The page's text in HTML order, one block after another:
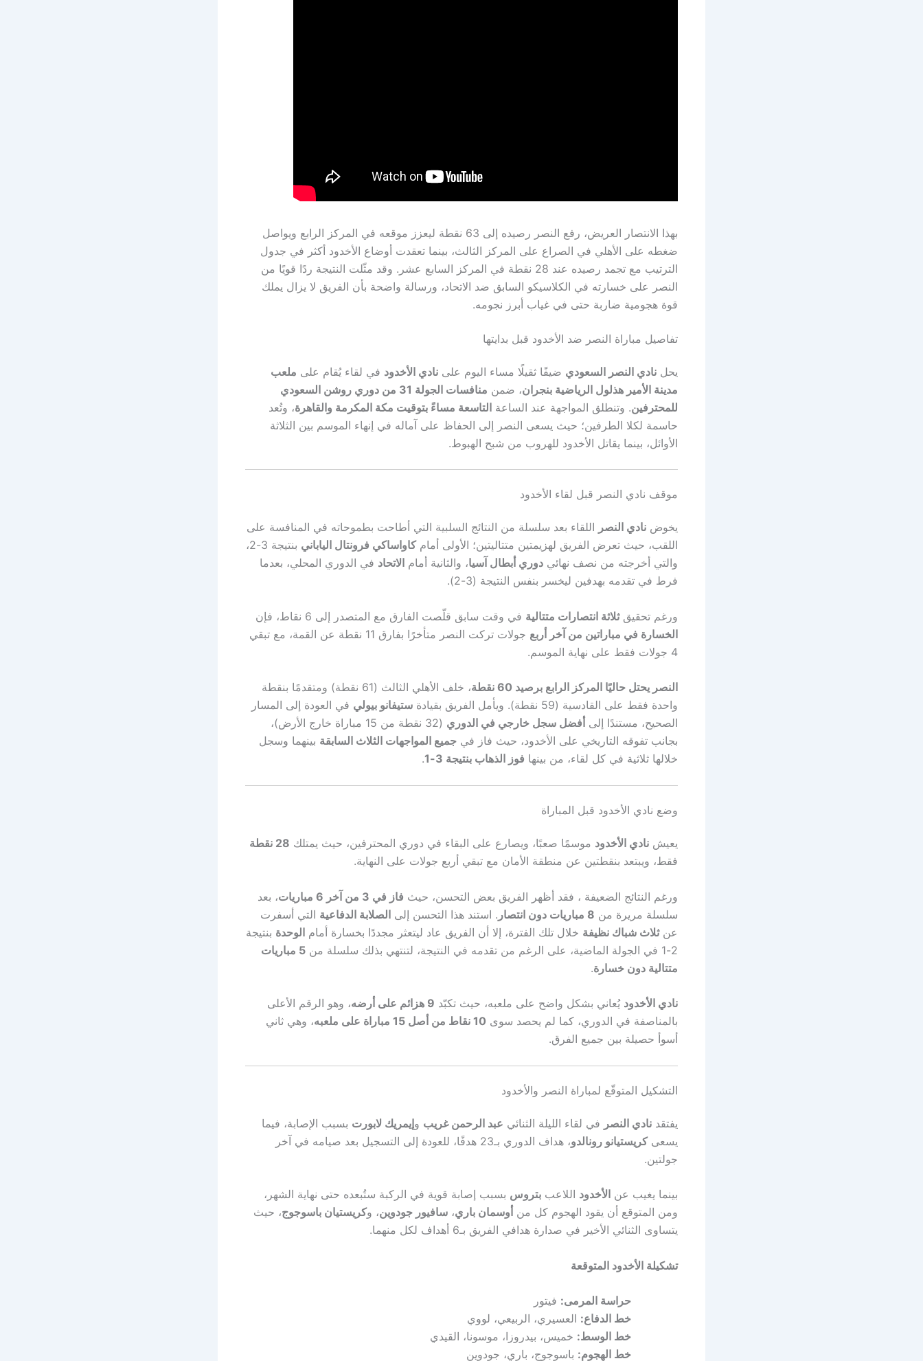
بهذا الانتصار العريض، رفع النصر رصيده إلى 63 نقطة ليعزز موقعه في المركز الرابع ويواصل
ضغطه على الأهلي في الصراع على المركز الثالث، بينما تعقدت أوضاع الأخدود أكثر في جدول
الترتيب مع تجمد رصيده عند 28 نقطة في المركز السابع عشر. وقد مثّلت النتيجة ردًا قويًا من
النصر على خسارته في الكلاسيكو السابق ضد الاتحاد، ورسالة واضحة بأن الفريق لا يزال يملك
قوة هجومية ضاربة حتى في غياب أبرز نجومه.
تفاصيل مباراة النصر ضد الأخدود قبل بدايتها
يحل نادي النصر السعودي ضيفًا ثقيلًا مساء اليوم على نادي الأخدود في لقاء يُقام على ملعب
مدينة الأمير هذلول الرياضية بنجران، ضمن
منافسات الجولة 31 من دوري روشن السعودي
للمحترفين. وتنطلق المواجهة عند الساعة التاسعة مساءً بتوقيت مكة المكرمة والقاهرة، وتُعد
حاسمة لكلا الطرفين؛ حيث يسعى النصر إلى الحفاظ على آماله في إنهاء الموسم بين الثلاثة
الأوائل، بينما يقاتل الأخدود للهروب من شبح الهبوط.
موقف نادي النصر قبل لقاء الأخدود
يخوض نادي النصر اللقاء بعد سلسلة من النتائج السلبية التي أطاحت بطموحاته في المنافسة على
اللقب، حيث تعرض الفريق لهزيمتين متتاليتين؛ الأولى أمامكاواساكي فرونتال الياباني
بنتيجة 3-2،
والتي أخرجته من نصف نهائي دوري أبطال آسيا، والثانية أمام الاتحاد في الدوري المحلي، بعدما
فرط في تقدمه بهدفين ليخسر بنفس النتيجة (3-2).
ورغم تحقيقثلاثة انتصارات متتالية في وقت سابق قلّصت الفارق مع المتصدر إلى 6 نقاط، فإن
الخسارة في مباراتين من آخر أربع
جولات تركت النصر متأخرًا بفارق 11 نقطة عن القمة، مع تبقي
4 جولات فقط على نهاية الموسم.
النصر يحتل حاليًا المركز الرابع برصيد 60 نقطة
، خلف الأهلي الثالث (61 نقطة) ومتقدمًا بنقطة
واحدة فقط على القادسية (59 نقطة). ويأمل الفريق بقيادة
ستيفانو بيولي في العودة إلى المسار
الصحيح، مستندًا إلى أفضل سجل خارجي في الدوري
(32 نقطة من 15 مباراة خارج الأرض)،
بجانب تفوقه التاريخي على الأخدود، حيث فاز في جميع المواجهات الثلاث السابقة بينهما وسجل
خلالها ثلاثية في كل لقاء، من بينها فوز الذهاب بنتيجة 3-1 .
وضع نادي الأخدود قبل المباراة
يعيش نادي الأخدود موسمًا صعبًا، ويصارع على البقاء في دوري المحترفين، حيث يمتلك 28 نقطة
فقط، ويبتعد بنقطتين عن منطقة الأمان مع تبقي أربع جولات على النهاية.
ورغم النتائج الضعيفة ، فقد أظهر الفريق بعض التحسن، حيث فاز في 3 من آخر 6 مباريات
، بعد
سلسلة مريرة من 8 مباريات دون انتصار . استند هذا التحسن إلى الصلابة الدفاعية التي أسفرت
عنثلاث شباك نظيفة خلال تلك الفترة، إلا أن الفريق عاد ليتعثر مجددًا بخسارة أمام الوحدة بنتيجة
2-1 في الجولة الماضية، على الرغم من تقدمه في النتيجة، لتنتهي بذلك سلسلة من
5 مباريات
متتالية دون خسارة.
نادي الأخدود يُعاني بشكل واضح على ملعبه، حيث تكبّد 9 هزائم على أرضه
، وهو الرقم الأعلى
بالمناصفة في الدوري، كما لم يحصد سوى 10 نقاط من أصل 15 مباراة على ملعبه
، وهي ثاني
أسوأ حصيلة بين جميع الفرق.
التشكيل المتوقّع لمباراة النصر والأخدود
يفتقد نادي النصر في لقاء الليلة الثنائي عبد الرحمن غريب وإيمريك لابورت بسبب الإصابة، فيما
يسعىكريستيانو رونالدو
، هداف الدوري بـ23 هدفًا، للعودة إلى التسجيل بعد صيامه في آخر
جولتين.
بينما يغيب عن الأخدود اللاعب بتروس بسبب إصابة قوية في الركبة ستُبعده حتى نهاية الشهر،
ومن المتوقع أن يقود الهجوم كل من أوسمان باري، سافيور جودوين، وكريستيان باسوجوج، حيث
يتساوى الثنائي الأخير في صدارة هدافي الفريق بـ6 أهداف لكل منهما.
تشكيلة الأخدود المتوقعة
حراسة المرمى: فيتور
خط الدفاع: العسيري، الربيعي، لووي
خط الوسط: خميس، بيدروزا، موسونا، القيدي
خط الهجوم: باسوجوج، باري، جودوين